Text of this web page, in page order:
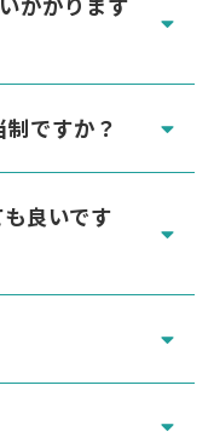
ですか？
良いです